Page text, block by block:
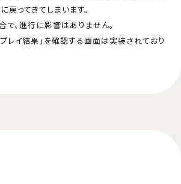
戻ってきてしまいます。
、進行に影響はありません。
レイ結果」を確認する画面は実装されており